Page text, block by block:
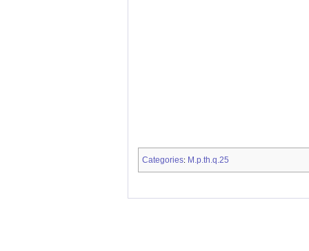
Categories: M.p.th.q.25